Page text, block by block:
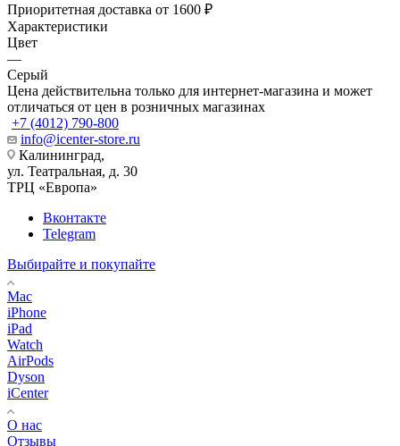
Приоритетная доставка от 1600 ₽
Характеристики
Цвет
—
Серый
Цена действительна только для интернет-магазина и может
отличаться от цен в розничных магазинах
+7 (4012) 790-800
info@icenter-store.ru
Калининград,
ул. Театральная, д. 30
ТРЦ «Европа»
Вконтакте
Telegram
Выбирайте и покупайте
Mac
iPhone
iPad
Watch
AirPods
Dyson
iCenter
О нас
Отзывы